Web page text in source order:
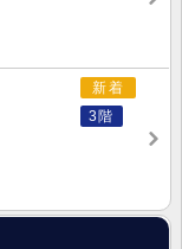
新着
3階